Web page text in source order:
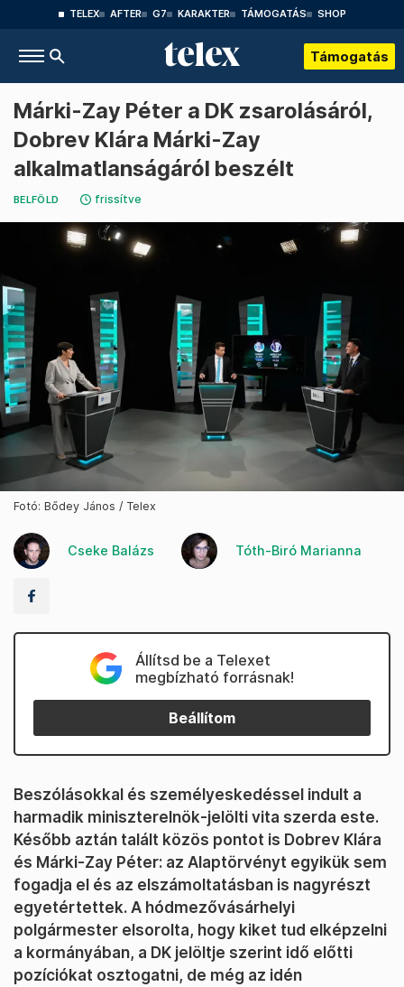
TELEX AFTER G7 KARAKTER TÁMOGATÁS SHOP
Támogatás
Márki-Zay Péter a DK zsarolásáról,
Dobrev Klára Márki-Zay
alkalmatlanságáról beszélt
BELFÖLD frissítve
Fotó: Bődey János / Telex
Cseke Balázs Tóth-Biró Marianna
Állítsd be a Telexet
megbízható forrásnak!
Beállítom
Beszólásokkal és személyeskedéssel indult a
harmadik miniszterelnök-jelölti vita szerda este.
Később aztán talált közös pontot is Dobrev Klára
és Márki-Zay Péter: az Alaptörvényt egyikük sem
fogadja el és az elszámoltatásban is nagyrészt
egyetértettek. A hódmezővásárhelyi
polgármester elsorolta, hogy kiket tud elképzelni
a kormányában, a DK jelöltje szerint idő előtti
pozíciókat osztogatni, de még az idén